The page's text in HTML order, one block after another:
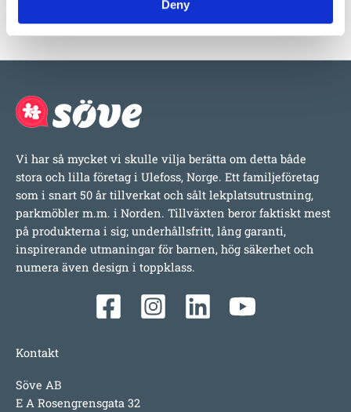
Deny
Vi har så mycket vi skulle vilja berätta om detta både
stora och lilla företag i Ulefoss, Norge. Ett familjeföretag
som i snart 50 år tillverkat och sålt lekplatsutrustning,
parkmöbler m.m. i Norden. Tillväxten beror faktiskt mest
på produkterna i sig; underhållsfritt, lång garanti,
inspirerande utmaningar för barnen, hög säkerhet och
numera även design i toppklass.
Kontakt
Söve AB
E A Rosengrensgata 32